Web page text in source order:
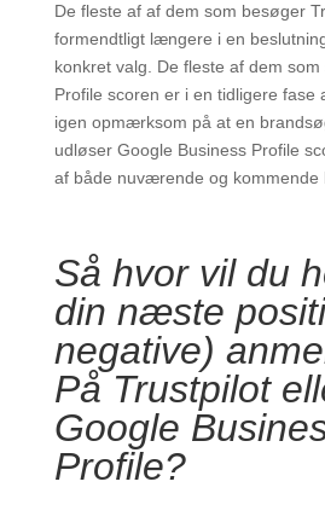
De fleste af af dem som besøger
formendtligt længere i en
konkret valg. De fleste af dem
Profile scoren er i en tidligere
igen opmærksom på at en
udløser Google Business Profile
af både nuværende og kommende
Så hvor vil du
din næste
negative)
På Trustpilot
Google
Profile?